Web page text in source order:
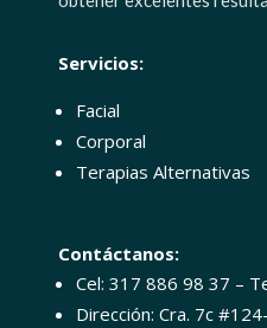
Servicios:
Facial
Corporal
Terapias Alternativas
Contáctanos:
Cel: 317 886 98 37 –
Dirección: Cra. 7c